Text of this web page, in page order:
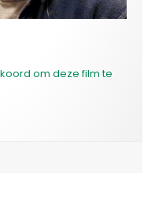
om deze film te